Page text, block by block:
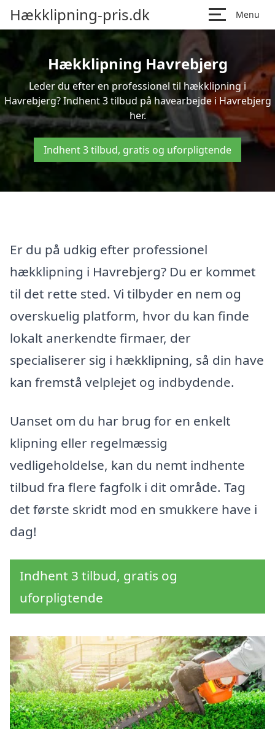
Hækklipning-pris.dk Menu
Hækklipning Havrebjerg
Leder du efter en professionel til hækklipning i
Havrebjerg? Indhent 3 tilbud på havearbejde i Havrebjerg
her.
Indhent 3 tilbud, gratis og uforpligtende
Er du på udkig efter professionel
hækklipning i Havrebjerg? Du er kommet
til det rette sted. Vi tilbyder en nem og
overskuelig platform, hvor du kan finde
lokalt anerkendte firmaer, der
specialiserer sig i hækklipning, så din have
kan fremstå velplejet og indbydende.
Uanset om du har brug for en enkelt
klipning eller regelmæssig
vedligeholdelse, kan du nemt indhente
tilbud fra flere fagfolk i dit område. Tag
det første skridt mod en smukkere have i
dag!
Indhent 3 tilbud, gratis og
uforpligtende